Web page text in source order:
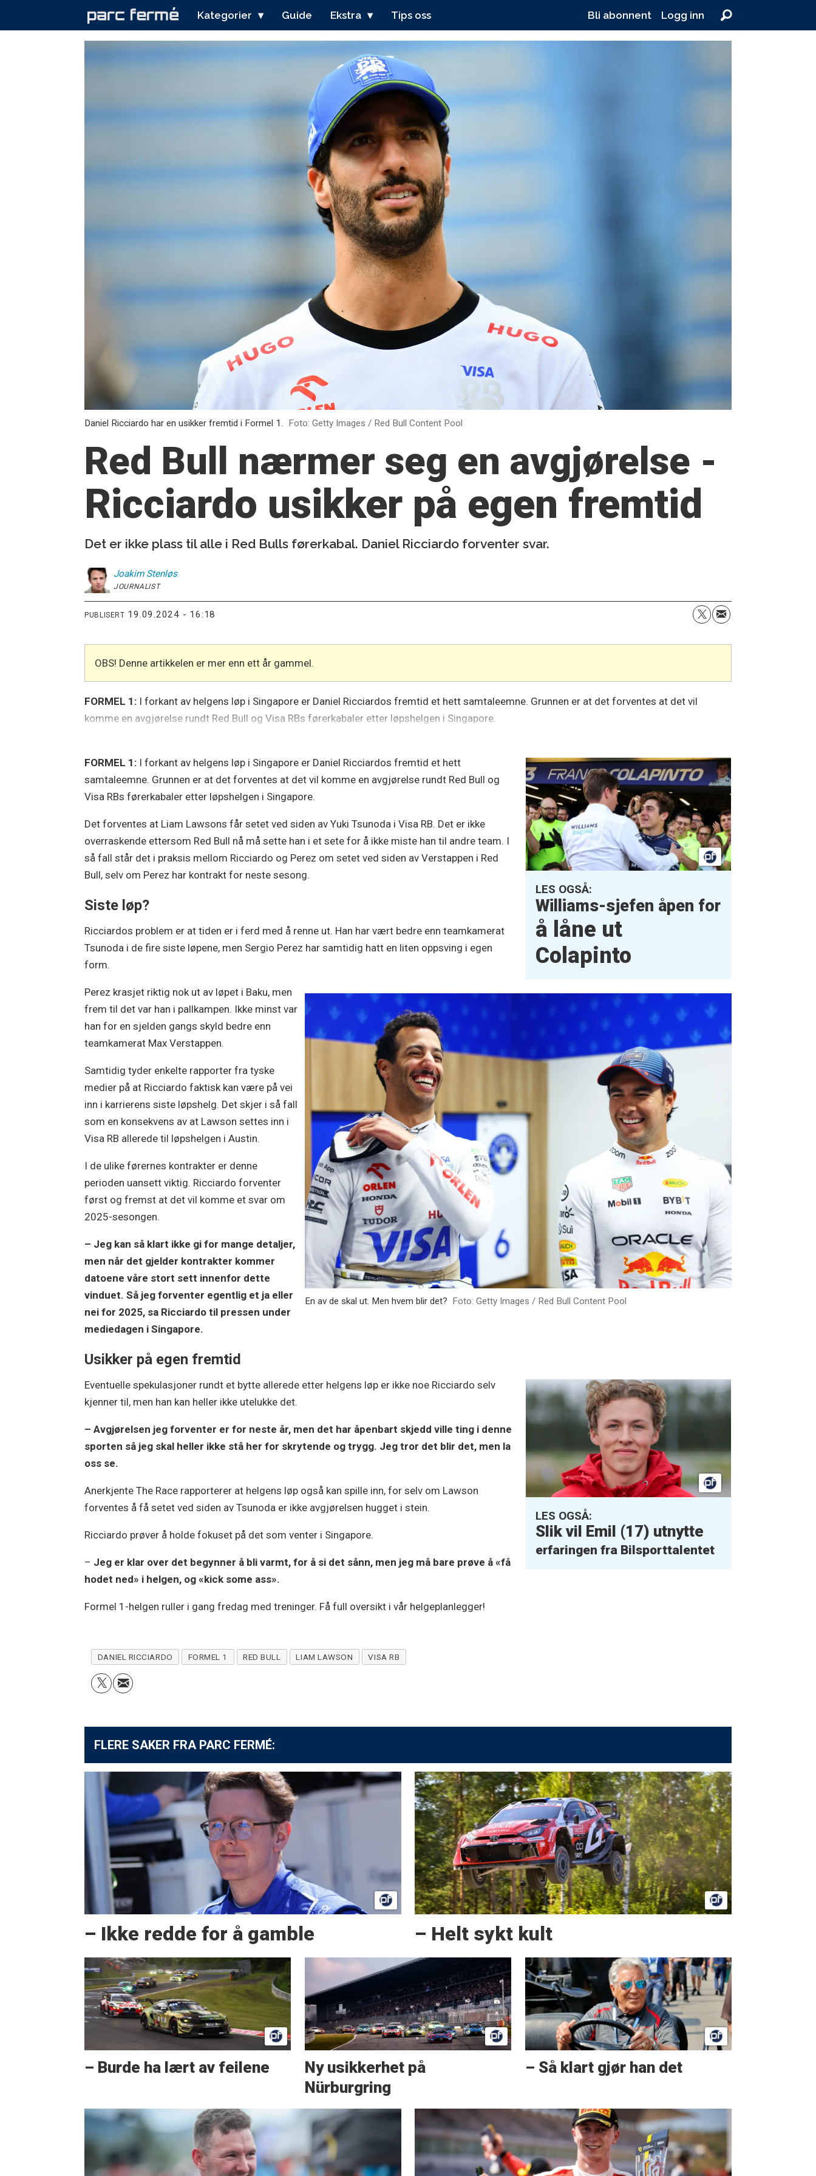
Kategorier Guide Ekstra Tips oss Bli abonnent Logg inn
Daniel Ricciardo har en usikker fremtid i Formel 1. Foto: Getty Images / Red Bull Content Pool
Red Bull nærmer seg en avgjørelse -
Ricciardo usikker på egen fremtid
Det er ikke plass til alle i Red Bulls førerkabal. Daniel Ricciardo forventer svar.
Joakim Stenløs
JOURNALIST
PUBLISERT 19.09.2024 - 16:18
OBS! Denne artikkelen er mer enn ett år gammel.
FORMEL 1: I forkant av helgens løp i Singapore er Daniel Ricciardos fremtid et hett samtaleemne. Grunnen er at det forventes at det vil
komme en avgjørelse rundt Red Bull og Visa RBs førerkabaler etter løpshelgen i Singapore.
LES OGSÅ:
Williams-sjefen åpen for
å låne ut
Colapinto
FORMEL 1: I forkant av helgens løp i Singapore er Daniel Ricciardos fremtid et hett
samtaleemne. Grunnen er at det forventes at det vil komme en avgjørelse rundt Red Bull og
Visa RBs førerkabaler etter løpshelgen i Singapore.
Det forventes at Liam Lawsons får setet ved siden av Yuki Tsunoda i Visa RB. Det er ikke
overraskende ettersom Red Bull nå må sette han i et sete for å ikke miste han til andre team. I
så fall står det i praksis mellom Ricciardo og Perez om setet ved siden av Verstappen i Red
Bull, selv om Perez har kontrakt for neste sesong.
Siste løp?
Ricciardos problem er at tiden er i ferd med å renne ut. Han har vært bedre enn teamkamerat
Tsunoda i de fire siste løpene, men Sergio Perez har samtidig hatt en liten oppsving i egen
form.
En av de skal ut. Men hvem blir det? Foto: Getty Images / Red Bull Content Pool
Perez krasjet riktig nok ut av løpet i Baku, men
frem til det var han i pallkampen. Ikke minst var
han for en sjelden gangs skyld bedre enn
teamkamerat Max Verstappen.
Samtidig tyder enkelte rapporter fra tyske
medier på at Ricciardo faktisk kan være på vei
inn i karrierens siste løpshelg. Det skjer i så fall
som en konsekvens av at Lawson settes inn i
Visa RB allerede til løpshelgen i Austin.
I de ulike førernes kontrakter er denne
perioden uansett viktig. Ricciardo forventer
først og fremst at det vil komme et svar om
2025-sesongen.
– Jeg kan så klart ikke gi for mange detaljer,
men når det gjelder kontrakter kommer
datoene våre stort sett innenfor dette
vinduet. Så jeg forventer egentlig et ja eller
nei for 2025, sa Ricciardo til pressen under
mediedagen i Singapore.
Usikker på egen fremtid
LES OGSÅ:
Slik vil Emil (17) utnytte
erfaringen fra Bilsporttalentet
Eventuelle spekulasjoner rundt et bytte allerede etter helgens løp er ikke noe Ricciardo selv
kjenner til, men han kan heller ikke utelukke det.
– Avgjørelsen jeg forventer er for neste år, men det har åpenbart skjedd ville ting i denne
sporten så jeg skal heller ikke stå her for skrytende og trygg. Jeg tror det blir det, men la
oss se.
Anerkjente The Race rapporterer at helgens løp også kan spille inn, for selv om Lawson
forventes å få setet ved siden av Tsunoda er ikke avgjørelsen hugget i stein.
Ricciardo prøver å holde fokuset på det som venter i Singapore.
– Jeg er klar over det begynner å bli varmt, for å si det sånn, men jeg må bare prøve å «få
hodet ned» i helgen, og «kick some ass».
Formel 1-helgen ruller i gang fredag med treninger. Få full oversikt i vår helgeplanlegger!
DANIEL RICCIARDO FORMEL 1 RED BULL LIAM LAWSON VISA RB
FLERE SAKER FRA PARC FERMÉ:
– Ikke redde for å gamble – Helt sykt kult
– Burde ha lært av feilene
Ny usikkerhet på
Nürburgring
– Så klart gjør han det